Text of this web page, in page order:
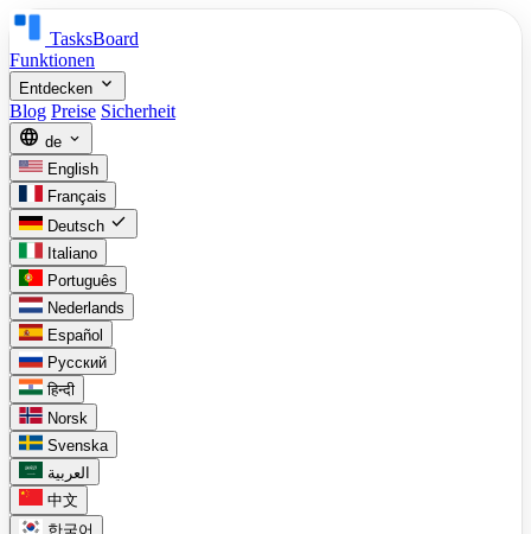
TasksBoard
Funktionen
Entdecken expand_more
Blog Preise Sicherheit
language de expand_more
English
Français
Deutsch check
Italiano
Português
Nederlands
Español
Русский
हिन्दी
Norsk
Svenska
العربية
中文
한국어